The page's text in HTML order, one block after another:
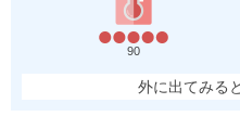
90
外に出てみる